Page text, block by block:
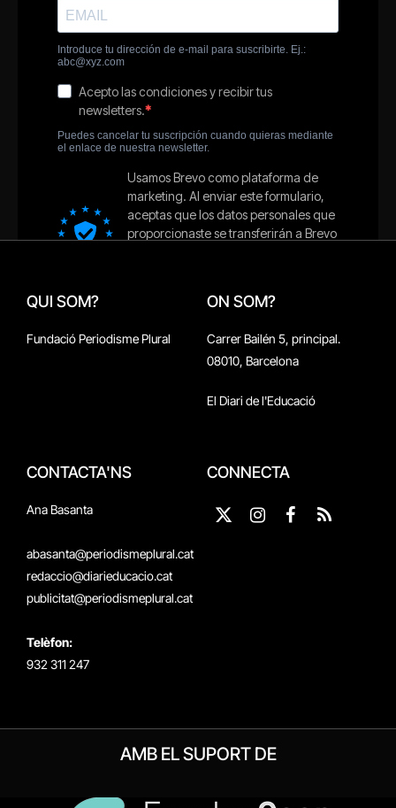
QUI SOM?
Fundació Periodisme Plural
ON SOM?
Carrer Bailén 5, principal.
08010, Barcelona
El Diari de l'Educació
CONTACTA'NS
Ana Basanta
abasanta@periodismeplural.cat
redaccio@diarieducacio.cat
publicitat@periodismeplural.cat
Telèfon:
932 311 247
CONNECTA
X
InstagramFacebook
RSS
AMB EL SUPORT DE